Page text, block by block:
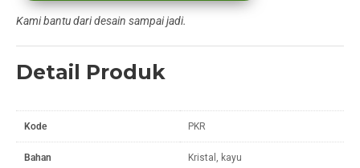
Kami bantu dari desain sampai jadi.
Detail Produk
Kode PKR
Bahan Kristal, kayu